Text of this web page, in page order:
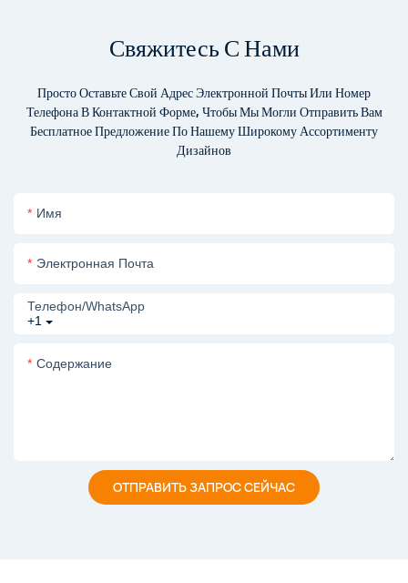
Свяжитесь С Нами
Просто Оставьте Свой Адрес Электронной Почты Или Номер
Телефона В Контактной Форме, Чтобы Мы Могли Отправить Вам
Бесплатное Предложение По Нашему Широкому Ассортименту
Дизайнов
Имя
Электронная Почта
+1
Телефон/WhatsApp
Содержание
ОТПРАВИТЬ ЗАПРОС СЕЙЧАС